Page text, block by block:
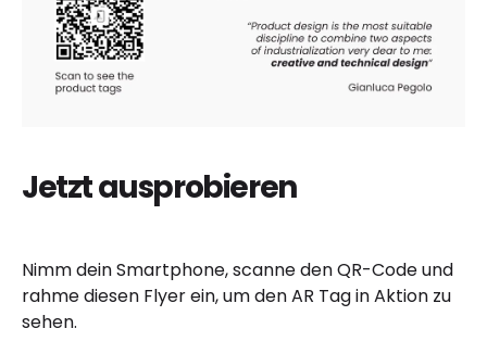
Jetzt ausprobieren
Nimm dein Smartphone, scanne den QR-Code und
rahme diesen Flyer ein, um den AR Tag in Aktion zu
sehen.